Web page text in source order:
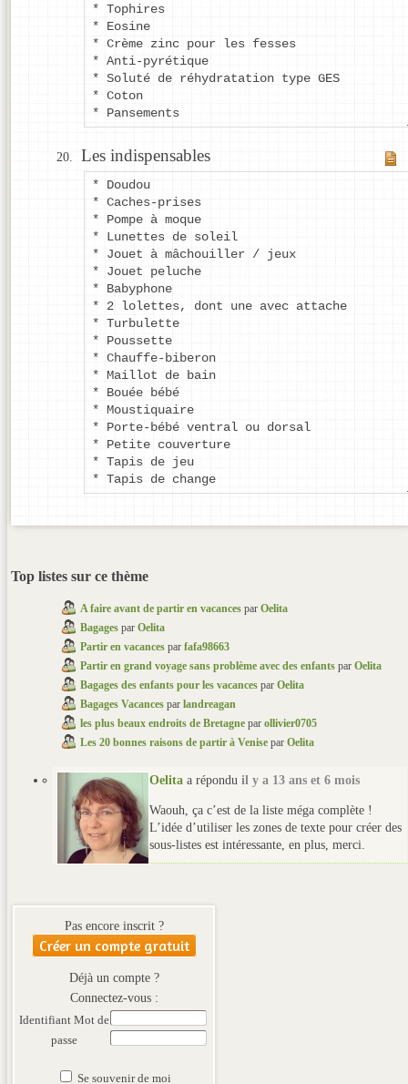
* Tophires
* Eosine
* Crème zinc pour les fesses
* Anti-pyrétique
* Soluté de réhydratation type GES
* Coton
* Pansements
Les indispensables
* Doudou
* Caches-prises
* Pompe à moque
* Lunettes de soleil
* Jouet à mâchouiller / jeux
* Jouet peluche
* Babyphone
* 2 lolettes, dont une avec attache
* Turbulette
* Poussette
* Chauffe-biberon
* Maillot de bain
* Bouée bébé
* Moustiquaire
* Porte-bébé ventral ou dorsal
* Petite couverture
* Tapis de jeu
* Tapis de change
Top listes sur ce thème
A faire avant de partir en vacances par Oelita
Bagages par Oelita
Partir en vacances par fafa98663
Partir en grand voyage sans problème avec des enfants par Oelita
Bagages des enfants pour les vacances par Oelita
Bagages Vacances par landreagan
les plus beaux endroits de Bretagne par ollivier0705
Les 20 bonnes raisons de partir à Venise par Oelita
Oelita a répondu il y a 13 ans et 6 mois
Waouh, ça c’est de la liste méga complète !
L’idée d’utiliser les zones de texte pour créer des
sous-listes est intéressante, en plus, merci.
Pas encore inscrit ?
Créer un compte gratuit
Déjà un compte ?
Connectez-vous :
Identifiant Mot de
passe
Se souvenir de moi